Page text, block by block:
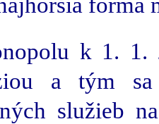
k 1.
a tým
služieb